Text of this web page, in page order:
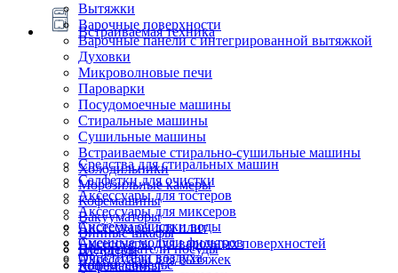
Встраиваемая техника
Вытяжки
Варочные поверхности
Варочные панели с интегрированной вытяжкой
Духовки
Микроволновые печи
Пароварки
Посудомоечные машины
Стиральные машины
Сушильные машины
Встраиваемые стирально-сушильные машины
Холодильники
Морозильные камеры
Кофемашины
Вакууматоры
Винные шкафы
Подогреватели посуды
Ящики сомелье
Блендеры
Кофемашины
Очистители воздуха
Системы очистки воды
Сменные модули фильтров
Аксессуары для тостеров
Аксессуары для миксеров
Аксессуары для плит
Аксессуары для варочных поверхностей
Аксессуары для вытяжек
Средства для стиральных машин
Салфетки для очистки